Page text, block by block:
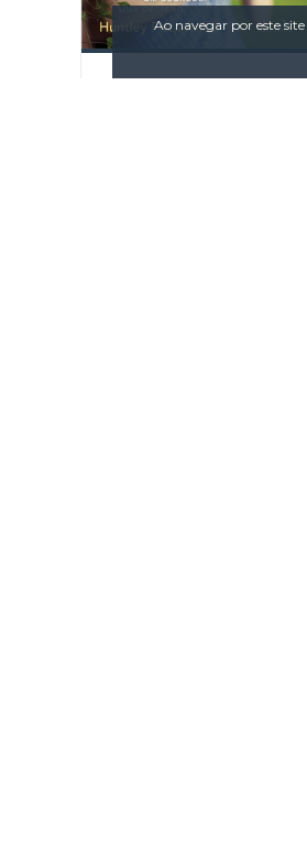
Ao navegar por este site